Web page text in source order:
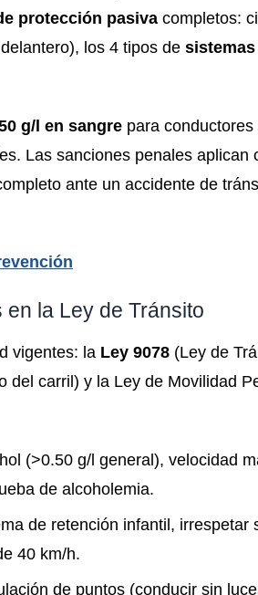
protección pasiva completos:
los 4 tipos de
g/l en sangre para
Las sanciones penales aplican
ante un accidente de
la Ley de Tránsito
vigentes: la Ley 9078 (Ley de
del carril) y la Ley de Movilidad
(>0.50 g/l general), velocidad
de alcoholemia.
de retención infantil, irrespetar
40 km/h.
de puntos (conducir sin